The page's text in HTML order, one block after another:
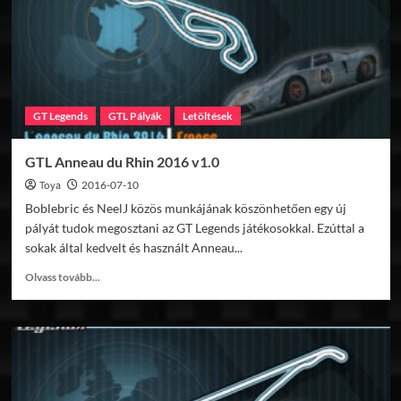
GT Legends GTL Pályák Letöltések
GTL Anneau du Rhin 2016 v1.0
Toya 2016-07-10
Boblebric és NeelJ közös munkájának köszönhetően egy új
pályát tudok megosztani az GT Legends játékosokkal. Ezúttal a
sokak által kedvelt és használt Anneau...
Olvass tovább...
GTL
2016